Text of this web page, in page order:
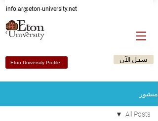
Email: info@eton-university.me
info.ar@eton-university.net
Eton University Profile سجل الآن
منشور
All Posts